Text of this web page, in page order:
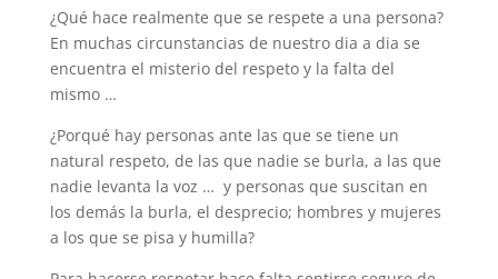
¿Qué hace realmente que se respete a una persona?
En muchas circunstancias de nuestro dia a dia se
encuentra el misterio del respeto y la falta del
mismo …
¿Porqué hay personas ante las que se tiene un
natural respeto, de las que nadie se burla, a las que
nadie levanta la voz … y personas que suscitan en
los demás la burla, el desprecio; hombres y mujeres
a los que se pisa y humilla?